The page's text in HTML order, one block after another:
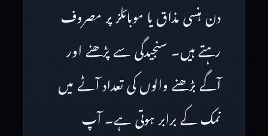
دن ہنسی مذاق یا موبائلز پر مصروف
رہتے ہیں۔ سنجیدگی سے پڑھنے اور
آگے بڑھنے والوں کی تعداد آٹے میں
نمک کے برابر ہوتی ہے۔ آپ